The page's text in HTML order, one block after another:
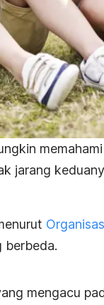
jarang
berbeda.
mengacu